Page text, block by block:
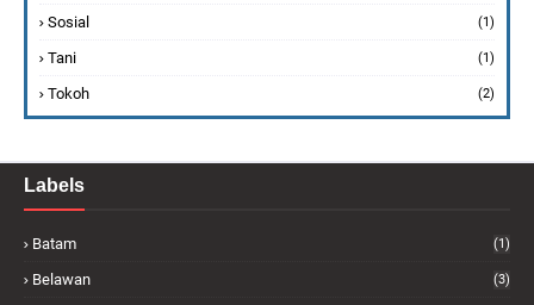
Sosial (1)
Tani (1)
Tokoh (2)
Labels
Batam (1)
Belawan (3)